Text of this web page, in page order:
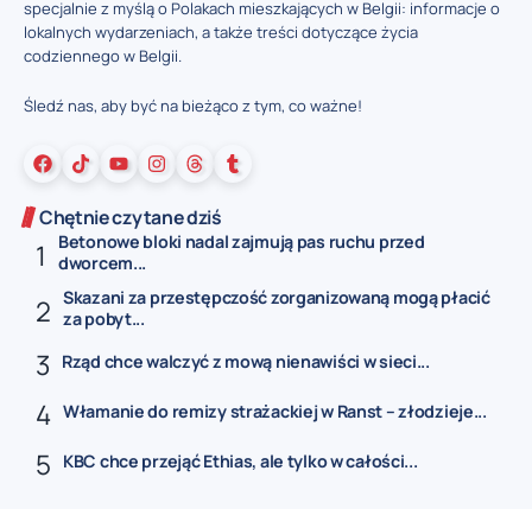
specjalnie z myślą o Polakach mieszkających w Belgii: informacje o
lokalnych wydarzeniach, a także treści dotyczące życia
codziennego w Belgii.
Śledź nas, aby być na bieżąco z tym, co ważne!
Chętnie czytane dziś
Betonowe bloki nadal zajmują pas ruchu przed
dworcem...
Skazani za przestępczość zorganizowaną mogą płacić
za pobyt...
Rząd chce walczyć z mową nienawiści w sieci...
Włamanie do remizy strażackiej w Ranst – złodzieje...
KBC chce przejąć Ethias, ale tylko w całości...